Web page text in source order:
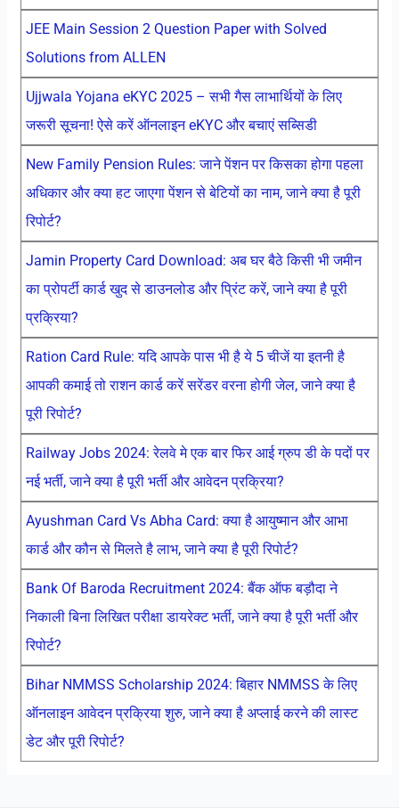
JEE Main Session 2 Question Paper with Solved
Solutions from ALLEN
Ujjwala Yojana eKYC 2025 – सभी गैस लाभार्थियों के लिए
जरूरी सूचना! ऐसे करें ऑनलाइन eKYC और बचाएं सब्सिडी
New Family Pension Rules: जाने पेंशन पर किसका होगा पहला
अधिकार और क्या हट जाएगा पेंशन से बेटियों का नाम, जाने क्या है पूरी
रिपोर्ट?
Jamin Property Card Download: अब घर बैठे किसी भी जमीन
का प्रोपर्टी कार्ड खुद से डाउनलोड और प्रिंट करें, जाने क्या है पूरी
प्रक्रिया?
Ration Card Rule: यदि आपके पास भी है ये 5 चीजें या इतनी है
आपकी कमाई तो राशन कार्ड करें सरेंडर वरना होगी जेल, जाने क्या है
पूरी रिपोर्ट?
Railway Jobs 2024: रेलवे मे एक बार फिर आई ग्रुप डी के पदों पर
नई भर्ती, जाने क्या है पूरी भर्ती और आवेदन प्रक्रिया?
Ayushman Card Vs Abha Card: क्या है आयुष्मान और आभा
कार्ड और कौन से मिलते है लाभ, जाने क्या है पूरी रिपोर्ट?
Bank Of Baroda Recruitment 2024: बैंक ऑफ बड़ौदा ने
निकाली बिना लिखित परीक्षा डायरेक्ट भर्ती, जाने क्या है पूरी भर्ती और
रिपोर्ट?
Bihar NMMSS Scholarship 2024: बिहार NMMSS के लिए
ऑनलाइन आवेदन प्रक्रिया शुरु, जाने क्या है अप्लाई करने की लास्ट
डेट और पूरी रिपोर्ट?